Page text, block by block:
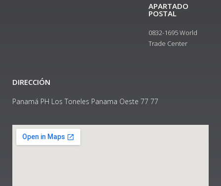
APARTADO
POSTAL
0832-1695 World
Trade Center
DIRECCIÓN
Panamá PH Los Toneles Panama Oeste 77 77